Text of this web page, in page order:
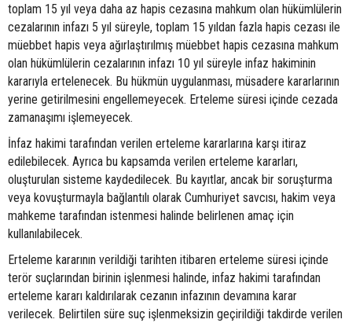
toplam 15 yıl veya daha az hapis cezasına mahkum olan hükümlülerin
cezalarının infazı 5 yıl süreyle, toplam 15 yıldan fazla hapis cezası ile
müebbet hapis veya ağırlaştırılmış müebbet hapis cezasına mahkum
olan hükümlülerin cezalarının infazı 10 yıl süreyle infaz hakiminin
kararıyla ertelenecek. Bu hükmün uygulanması, müsadere kararlarının
yerine getirilmesini engellemeyecek. Erteleme süresi içinde cezada
zamanaşımı işlemeyecek.
İnfaz hakimi tarafından verilen erteleme kararlarına karşı itiraz
edilebilecek. Ayrıca bu kapsamda verilen erteleme kararları,
oluşturulan sisteme kaydedilecek. Bu kayıtlar, ancak bir soruşturma
veya kovuşturmayla bağlantılı olarak Cumhuriyet savcısı, hakim veya
mahkeme tarafından istenmesi halinde belirlenen amaç için
kullanılabilecek.
Erteleme kararının verildiği tarihten itibaren erteleme süresi içinde
terör suçlarından birinin işlenmesi halinde, infaz hakimi tarafından
erteleme kararı kaldırılarak cezanın infazının devamına karar
verilecek. Belirtilen süre suç işlenmeksizin geçirildiği takdirde verilen